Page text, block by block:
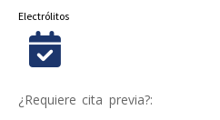
Electrólitos
¿Requiere cita previa?: